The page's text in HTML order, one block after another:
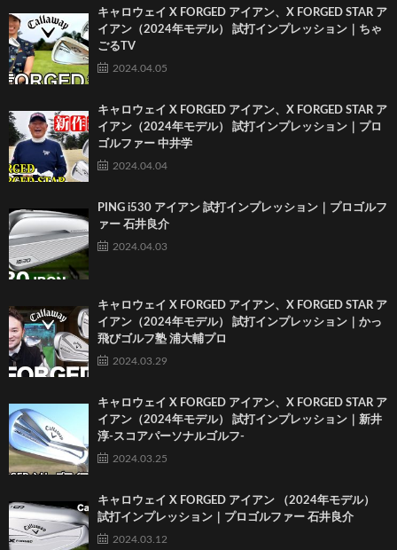
キャロウェイ X FORGED アイアン、X FORGED STAR ア
イアン（2024年モデル） 試打インプレッション｜ちゃ
ごるTV
2024.04.05
キャロウェイ X FORGED アイアン、X FORGED STAR ア
イアン（2024年モデル） 試打インプレッション｜プロ
ゴルファー 中井学
2024.04.04
PING i530 アイアン 試打インプレッション｜プロゴルフ
ァー 石井良介
2024.04.03
キャロウェイ X FORGED アイアン、X FORGED STAR ア
イアン（2024年モデル） 試打インプレッション｜かっ
飛びゴルフ塾 浦大輔プロ
2024.03.29
キャロウェイ X FORGED アイアン、X FORGED STAR ア
イアン（2024年モデル） 試打インプレッション｜新井
淳-スコアパーソナルゴルフ-
2024.03.25
キャロウェイ X FORGED アイアン （2024年モデル）
試打インプレッション｜プロゴルファー 石井良介
2024.03.12